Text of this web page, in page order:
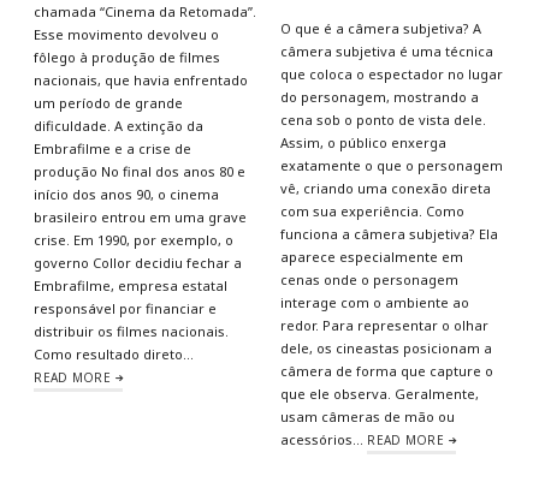
chamada “Cinema da Retomada”.
Esse movimento devolveu o
fôlego à produção de filmes
nacionais, que havia enfrentado
um período de grande
dificuldade. A extinção da
Embrafilme e a crise de
produção No final dos anos 80 e
início dos anos 90, o cinema
brasileiro entrou em uma grave
crise. Em 1990, por exemplo, o
governo Collor decidiu fechar a
Embrafilme, empresa estatal
responsável por financiar e
distribuir os filmes nacionais.
Como resultado direto…
READ MORE
O que é a câmera subjetiva? A
câmera subjetiva é uma técnica
que coloca o espectador no lugar
do personagem, mostrando a
cena sob o ponto de vista dele.
Assim, o público enxerga
exatamente o que o personagem
vê, criando uma conexão direta
com sua experiência. Como
funciona a câmera subjetiva? Ela
aparece especialmente em
cenas onde o personagem
interage com o ambiente ao
redor. Para representar o olhar
dele, os cineastas posicionam a
câmera de forma que capture o
que ele observa. Geralmente,
usam câmeras de mão ou
acessórios… READ MORE